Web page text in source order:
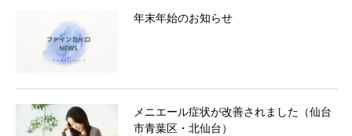
年末年始のお知らせ
メニエール症状が改善されました（仙台
市青葉区・北仙台）